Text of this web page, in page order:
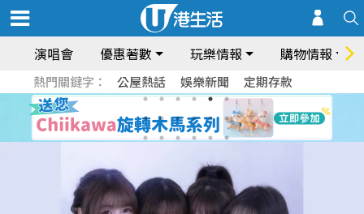
演唱會 優惠著數 玩樂情報 購物情報
熱門關鍵字： 公屋熱話 娛樂新聞 定期存款